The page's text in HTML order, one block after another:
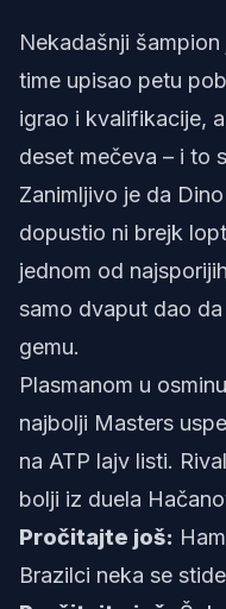
Nekadašnji
time upisao petu
igrao i kvalifikacije,
deset mečeva – i to
Zanimljivo je da
dopustio ni brejk
jednom od
samo dvaput dao
gemu.
Plasmanom u
najbolji Masters
na ATP lajv listi.
bolji iz duela
Pročitajte još:
Brazilci neka se